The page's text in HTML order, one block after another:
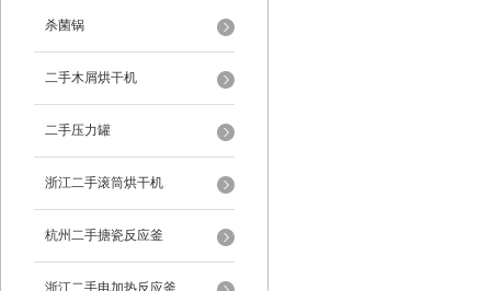
杀菌锅
二手木屑烘干机
二手压力罐
浙江二手滚筒烘干机
杭州二手搪瓷反应釜
浙江二手电加热反应釜